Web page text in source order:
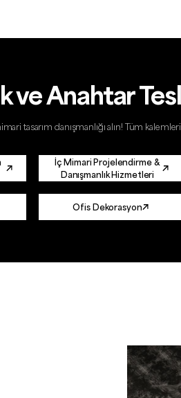
ve Anahtar
tasarım danışmanlığı alın! Tüm
İç Mimari Projelendirme &
Danışmanlık Hizmetleri
Ofis Dekorasyon